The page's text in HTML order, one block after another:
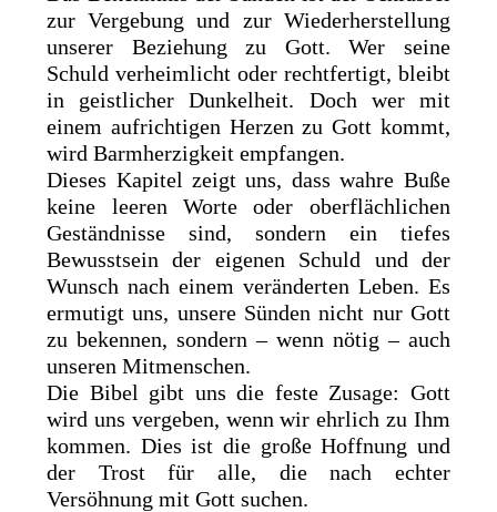
zur Vergebung und zur Wiederherstellung
unserer Beziehung zu Gott. Wer seine
Schuld verheimlicht oder rechtfertigt, bleibt
in geistlicher Dunkelheit. Doch wer mit
einem aufrichtigen Herzen zu Gott kommt,
wird Barmherzigkeit empfangen.
Dieses Kapitel zeigt uns, dass wahre Buße
keine leeren Worte oder oberflächlichen
Geständnisse sind, sondern ein tiefes
Bewusstsein der eigenen Schuld und der
Wunsch nach einem veränderten Leben. Es
ermutigt uns, unsere Sünden nicht nur Gott
zu bekennen, sondern – wenn nötig – auch
unseren Mitmenschen.
Die Bibel gibt uns die feste Zusage: Gott
wird uns vergeben, wenn wir ehrlich zu Ihm
kommen. Dies ist die große Hoffnung und
der Trost für alle, die nach echter
Versöhnung mit Gott suchen.